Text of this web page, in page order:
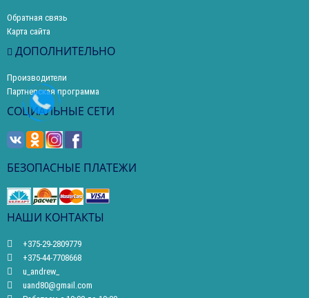
Обратная связь
Карта сайта
ДОПОЛНИТЕЛЬНО
Производители
Партнерская программа
СОЦИАЛЬНЫЕ СЕТИ
БЕЗОПАСНЫЕ ПЛАТЕЖИ
НАШИ КОНТАКТЫ
+375-29-2809779
+375-44-7708668
u_andrew_
uand80@gmail.com